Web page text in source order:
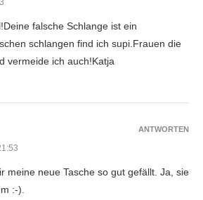
falsche Schlange ist ein
schlangen find ich supi.Frauen die
vermeide ich auch!Katja
meine neue Tasche so gut gefällt. Ja, sie
:-).
ANTWORTEN